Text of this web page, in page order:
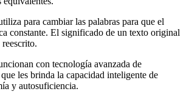
para cambiar las palabras para que el
constante. El significado de un texto original
con tecnología avanzada de
les brinda la capacidad inteligente de
y autosuficiencia.